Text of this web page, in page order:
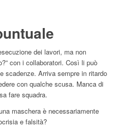
dei lavori, ma non
con i collaboratori. Così li può
scadenze. Arriva sempre in ritardo
con qualche scusa. Manca di
fare squadra.
maschera è necessariamente
e falsità?